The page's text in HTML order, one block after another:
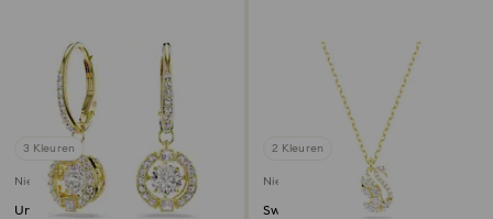
3 Kleuren
Nieuw
Una Angelic Oorhangers
2 Kleuren
Nieuw
Swan hanger